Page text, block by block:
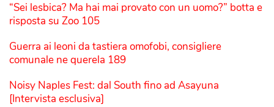
“Sei lesbica? Ma hai mai provato con un uomo?” botta e
risposta su Zoo 105
Guerra ai leoni da tastiera omofobi, consigliere
comunale ne querela 189
Noisy Naples Fest: dal South fino ad Asayuna
[Intervista esclusiva]